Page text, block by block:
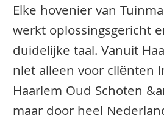
Elke hovenier van
werkt oplossingsgericht
duidelijke taal. Vanuit
niet alleen voor cliënten
Haarlem Oud Schoten
maar door heel